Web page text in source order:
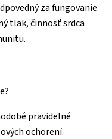
za fungovanie
tlak, činnosť srdca
pravidelné
ochorení.